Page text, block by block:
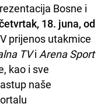
Bosne i
18. juna, od
prijenos utakmice
TVi Arena Sport
kao i sve
naše